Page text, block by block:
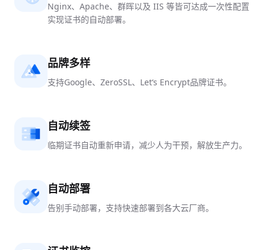
Nginx、Apache、群晖以及 IIS 等皆可达成一次性配置
实现证书的自动部署。
品牌多样
支持Google、ZeroSSL、Let‘s Encrypt品牌证书。
自动续签
临期证书自动重新申请，减少人为干预，解放生产力。
自动部署
告别手动部署，支持快速部署到各大云厂商。